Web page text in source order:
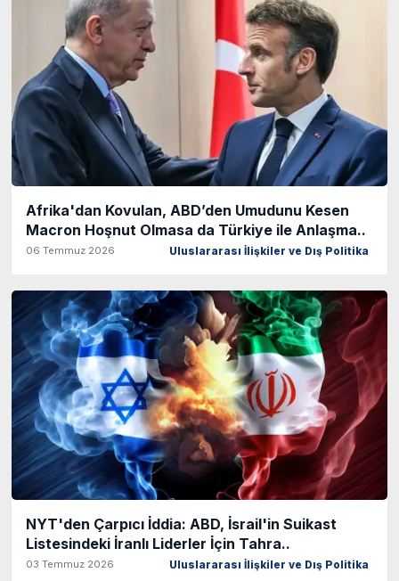
Afrika'dan Kovulan, ABD’den Umudunu Kesen
Macron Hoşnut Olmasa da Türkiye ile Anlaşma..
06 Temmuz 2026 Uluslararası İlişkiler ve Dış Politika
NYT'den Çarpıcı İddia: ABD, İsrail'in Suikast
Listesindeki İranlı Liderler İçin Tahra..
03 Temmuz 2026 Uluslararası İlişkiler ve Dış Politika